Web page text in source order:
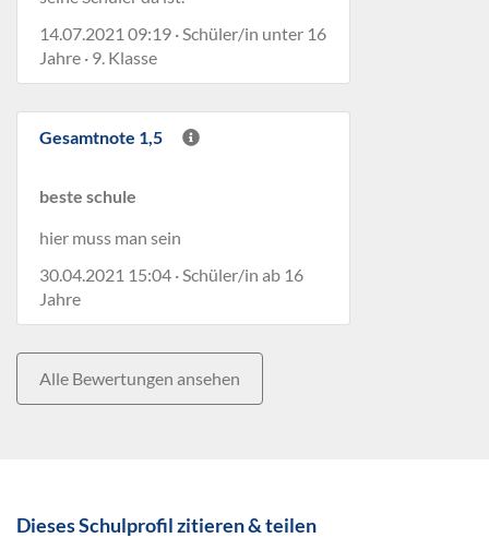
14.07.2021 09:19 · Schüler/in unter 16
Jahre · 9. Klasse
Gesamtnote 1,5
beste schule
hier muss man sein
30.04.2021 15:04 · Schüler/in ab 16
Jahre
Alle Bewertungen ansehen
Dieses Schulprofil zitieren & teilen